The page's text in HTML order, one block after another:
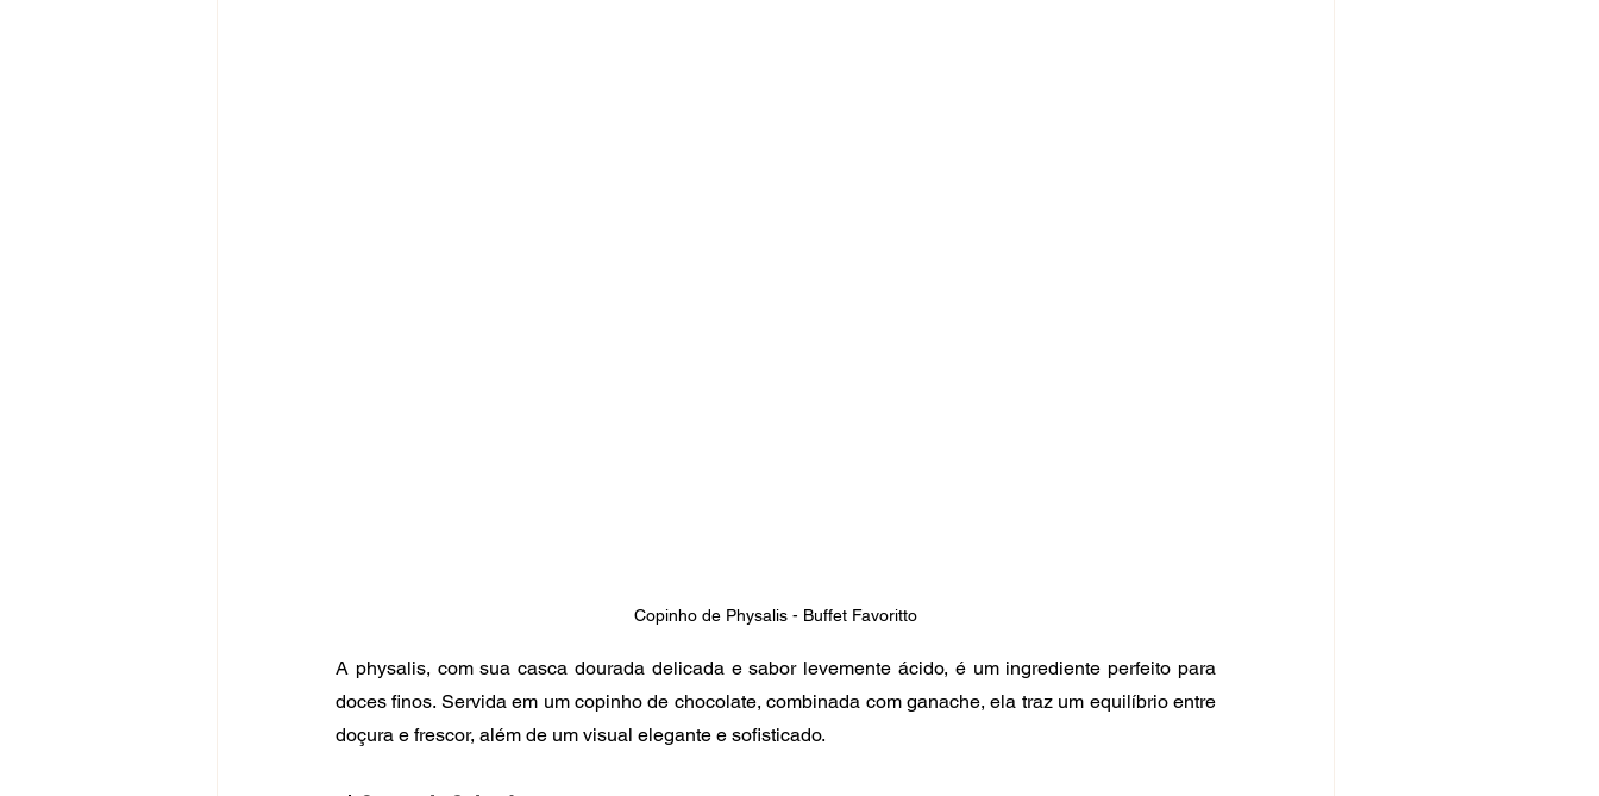
Copinho de Physalis - Buffet Favoritto
A physalis, com sua casca dourada delicada e sabor levemente ácido, é um ingrediente perfeito para
doces finos. Servida em um copinho de chocolate, combinada com ganache, ela traz um equilíbrio entre
doçura e frescor, além de um visual elegante e sofisticado.